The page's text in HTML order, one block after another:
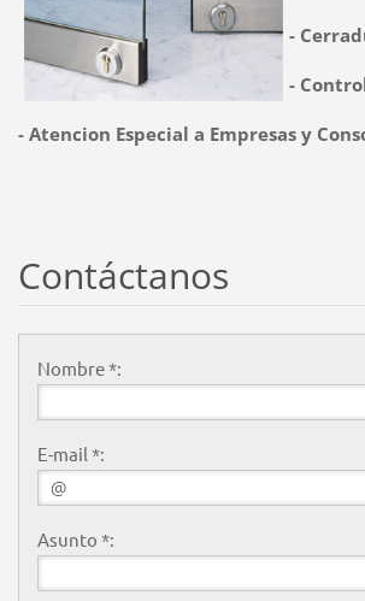
-
-
- Atencion Especial a Empresas y
Contáctanos
Nombre *:
E-mail *:
Asunto *: